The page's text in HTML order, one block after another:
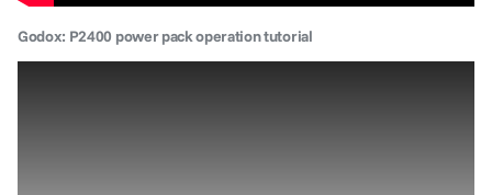
Godox: P2400 power pack operation tutorial